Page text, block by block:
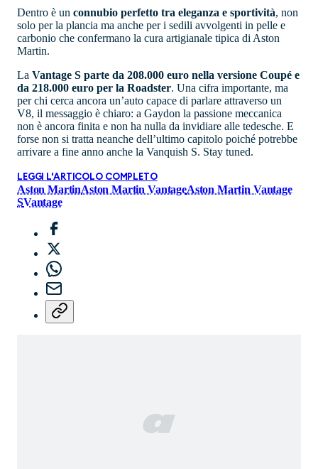
Dentro è un connubio perfetto tra eleganza e sportività, non
solo per la plancia ma anche per i sedili avvolgenti in pelle e
carbonio che confermano la cura artigianale tipica di Aston
Martin.
La Vantage S parte da 208.000 euro nella versione Coupé e
da 218.000 euro per la Roadster. Una cifra importante, ma
per chi cerca ancora un’auto capace di parlare attraverso un
V8, il messaggio è chiaro: a Gaydon la passione meccanica
non è ancora finita e non ha nulla da invidiare alle tedesche. E
forse non si tratta neanche dell’ultimo capitolo poiché potrebbe
arrivare a fine anno anche la Vanquish S. Stay tuned.
LEGGI L'ARTICOLO COMPLETO
Aston MartinAston Martin VantageAston Martin Vantage
SVantage